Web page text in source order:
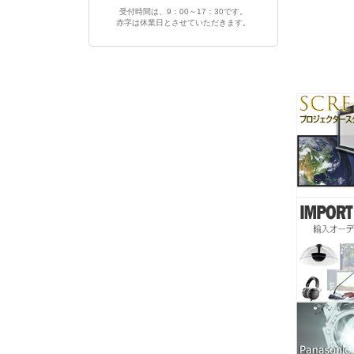
受付時間は、9：00～17：30です。
赤字は休業日とさせていただきます。